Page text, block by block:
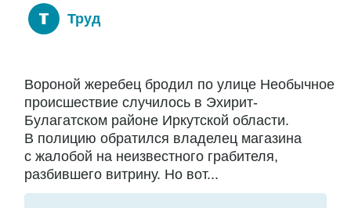
Труд
Вороной жеребец бродил по улице Необычное
происшествие случилось в Эхирит-
Булагатском районе Иркутской области.
В полицию обратился владелец магазина
с жалобой на неизвестного грабителя,
разбившего витрину. Но вот...